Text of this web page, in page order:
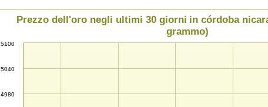
Prezzo dell'oro negli ultimi 30 giorni in córdoba
grammo)
4980
5040
5100